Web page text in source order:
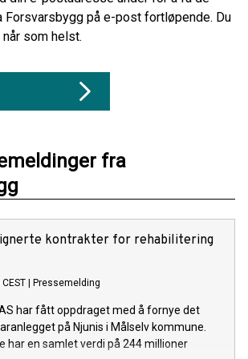
Forsvarsbygg på e-post fortløpende. Du
som helst.
fra
kontrakter for rehabilitering
Pressemelding
har fått oppdraget med å fornye det
på Njunis i Målselv kommune.
har en samlet verdi på 244 millioner